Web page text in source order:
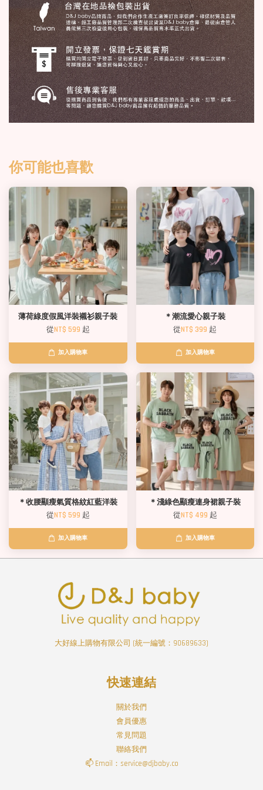
你可能也喜歡
薄荷綠度假風洋裝襯衫親子裝
從NT$ 599 起
加入購物車
＊潮流愛心親子裝
從NT$ 399 起
加入購物車
＊收腰顯瘦氣質格紋紅藍洋裝
從NT$ 599 起
加入購物車
＊淺綠色顯瘦連身裙親子裝
從NT$ 499 起
加入購物車
大好線上購物有限公司 (統一編號：90689633)
快速連結
關於我們
會員優惠
常見問題
聯絡我們
📫 Email：service@djbaby.co